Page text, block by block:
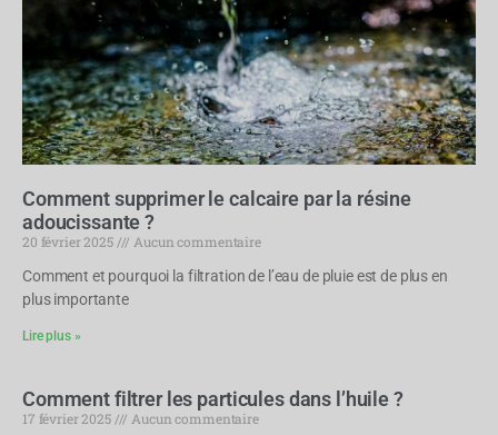
Comment supprimer le calcaire par la résine
adoucissante ?
20 février 2025
Aucun commentaire
Comment et pourquoi la filtration de l’eau de pluie est de plus en
plus importante
Lire plus »
Comment filtrer les particules dans l’huile ?
17 février 2025
Aucun commentaire